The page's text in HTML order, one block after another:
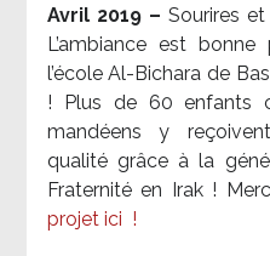
Avril 2019 – Sourires
L’ambiance est
l’école Al-Bichara de
! Plus de 60 enfants
mandéens y
qualité grâce à la
Fraternité en Irak !
projet ici !